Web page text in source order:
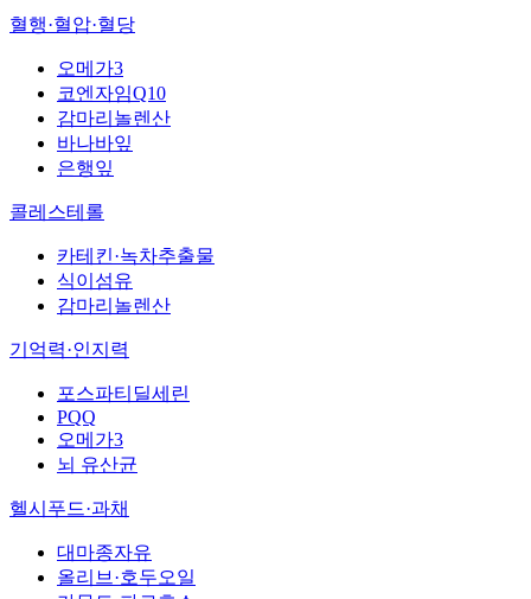
혈행·혈압·혈당
오메가3
코엔자임Q10
감마리놀렌산
바나바잎
은행잎
콜레스테롤
카테킨·녹차추출물
식이섬유
감마리놀렌산
기억력·인지력
포스파티딜세린
PQQ
오메가3
뇌 유산균
헬시푸드·과채
대마종자유
올리브·호두오일